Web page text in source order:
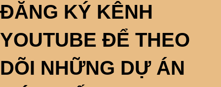
ĐĂNG KÝ KÊNH
YOUTUBE ĐỂ THEO
DÕI NHỮNG DỰ ÁN